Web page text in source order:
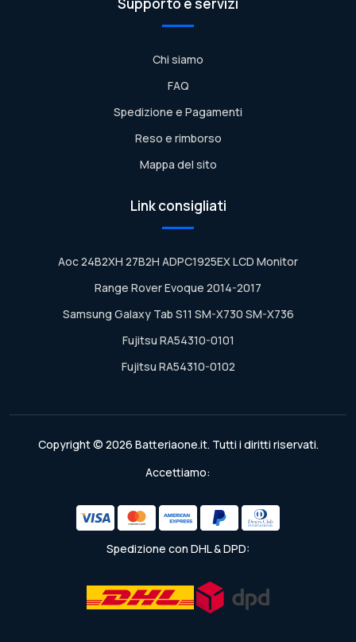
Supporto e servizi
Chi siamo
FAQ
Spedizione e Pagamenti
Reso e rimborso
Mappa del sito
Link consigliati
Aoc 24B2XH 27B2H ADPC1925EX LCD Monitor
Range Rover Evoque 2014-2017
Samsung Galaxy Tab S11 SM-X730 SM-X736
Fujitsu RA54310-0101
Fujitsu RA54310-0102
Copyright © 2026 Batteriaone.it. Tutti i diritti riservati.
Accettiamo:
Spedizione con DHL & DPD: